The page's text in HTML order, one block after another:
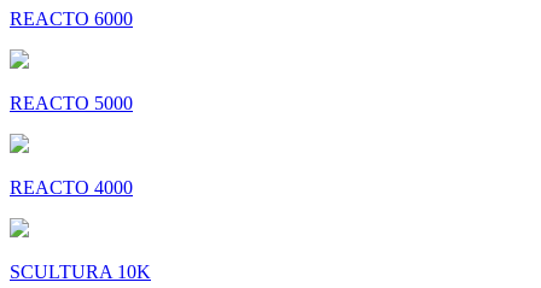
REACTO 6000
REACTO 5000
REACTO 4000
SCULTURA 10K